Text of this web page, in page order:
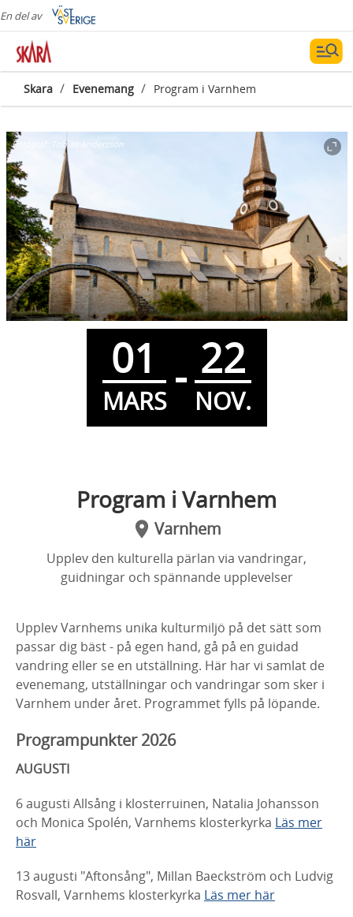
En del av
Skara / Evenemang / Program i Varnhem
Fotograf: Tobias Andersson
01
MARS - 22
NOV.
Program i Varnhem
Varnhem
Upplev den kulturella pärlan via vandringar,
guidningar och spännande upplevelser
Upplev Varnhems unika kulturmiljö på det sätt som
passar dig bäst - på egen hand, gå på en guidad
vandring eller se en utställning. Här har vi samlat de
evenemang, utställningar och vandringar som sker i
Varnhem under året. Programmet fylls på löpande.
Programpunkter 2026
AUGUSTI
6 augusti Allsång i klosterruinen, Natalia Johansson
och Monica Spolén, Varnhems klosterkyrka Läs mer
här
13 augusti "Aftonsång", Millan Baeckström och Ludvig
Rosvall, Varnhems klosterkyrka Läs mer här